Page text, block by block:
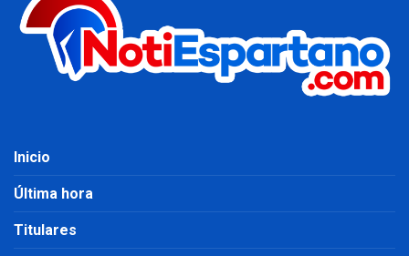
Inicio
Última hora
Titulares